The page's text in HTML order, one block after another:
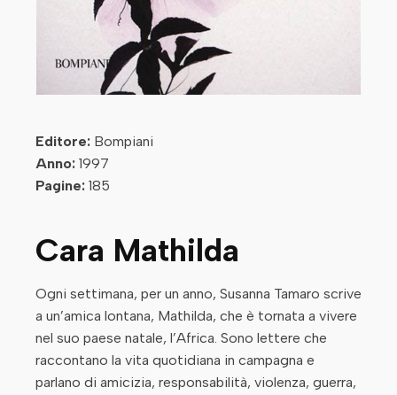
Editore: Bompiani
Anno: 1997
Pagine: 185
Cara Mathilda
Ogni settimana, per un anno, Susanna Tamaro scrive
a un’amica lontana, Mathilda, che è tornata a vivere
nel suo paese natale, l’Africa. Sono lettere che
raccontano la vita quotidiana in campagna e
parlano di amicizia, responsabilità, violenza, guerra,